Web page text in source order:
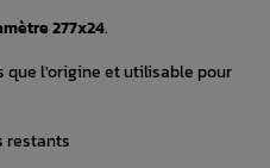
277x24.
que l'origine et utilisable pour
restants